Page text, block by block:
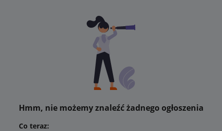
Hmm, nie możemy znaleźć żadnego ogłoszenia
Co teraz: